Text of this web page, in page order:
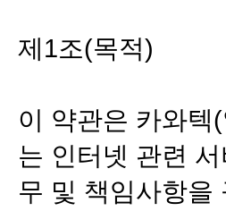
제1조(목적)
이 약관은 카와텍
는 인터넷 관련
무 및 책임사항을